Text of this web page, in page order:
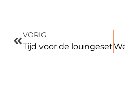
VORIG
Tijd voor de loungeset